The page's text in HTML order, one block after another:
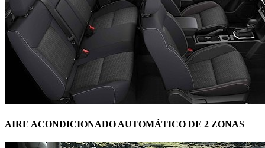
AIRE ACONDICIONADO AUTOMÁTICO DE 2 ZONAS